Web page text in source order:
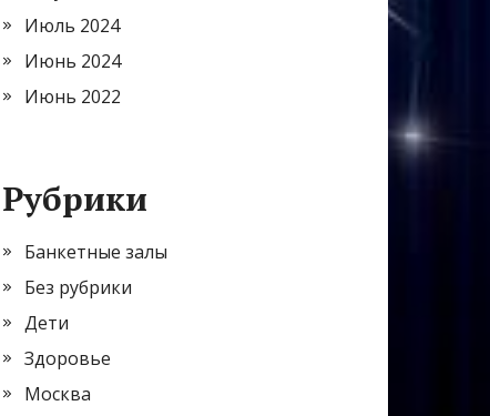
Июль 2024
Июнь 2024
Июнь 2022
Рубрики
Банкетные залы
Без рубрики
Дети
Здоровье
Москва